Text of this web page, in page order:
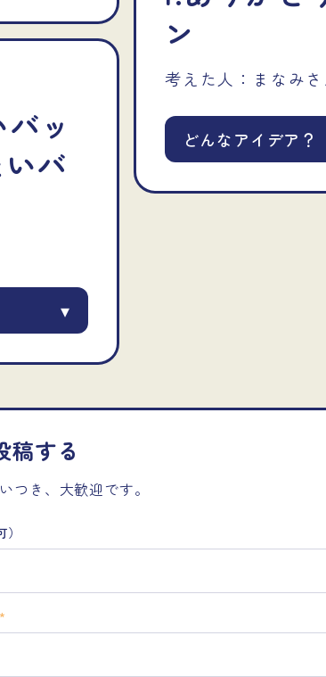
ッ
バ
▾
ン
考えた人： まなみ
どんなアイデア？
稿する
つき、大歓迎です。
*